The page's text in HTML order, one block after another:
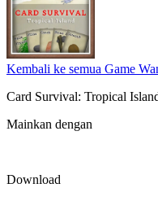
Kembali ke semua Game
Card Survival: Tropical
Mainkan dengan
Download